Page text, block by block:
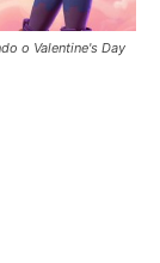
o Valentine's Day